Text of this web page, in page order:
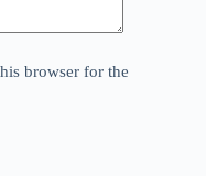
browser for the